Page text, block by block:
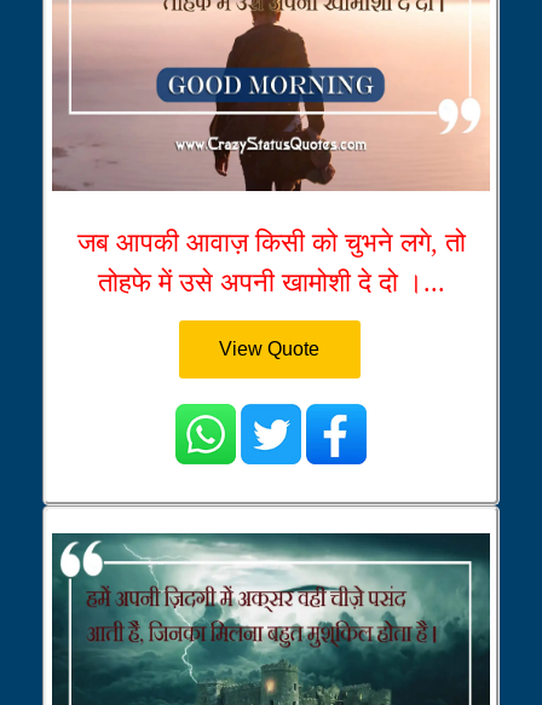
जब आपकी आवाज़ किसी को चुभने लगे, तो
तोहफे में उसे अपनी खामोशी दे दो ।...
View Quote